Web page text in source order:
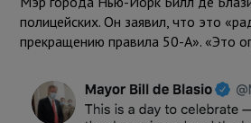
полицейских. Он заявил, что это
прекращению правила 50-А». «Это